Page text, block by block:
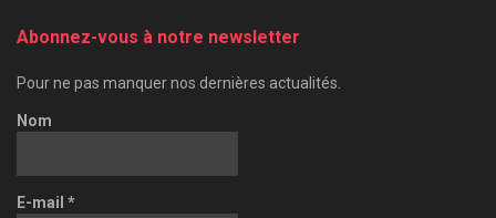
Abonnez-vous à notre newsletter
Pour ne pas manquer nos dernières actualités.
Nom
E-mail *